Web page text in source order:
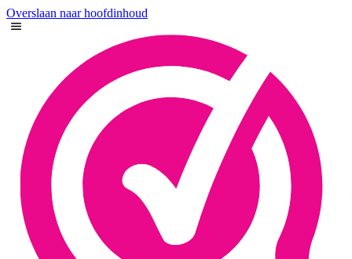
Overslaan naar hoofdinhoud